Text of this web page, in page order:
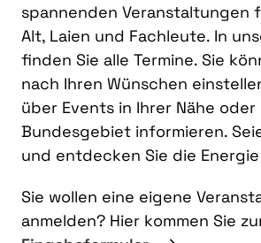
spannenden Veranstaltungen
Alt, Laien und Fachleute. In
finden Sie alle Termine. Sie
nach Ihren Wünschen
über Events in Ihrer Nähe oder
Bundesgebiet informieren.
und entdecken Sie die
Sie wollen eine eigene
anmelden? Hier kommen Sie